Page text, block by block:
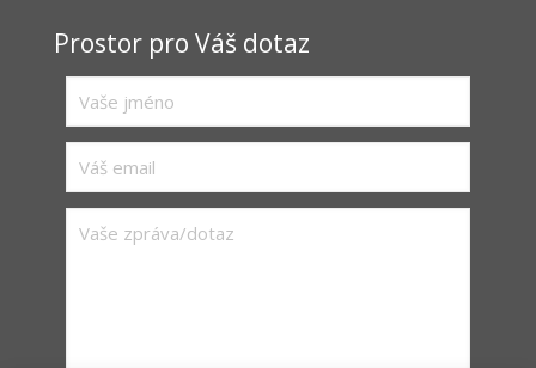
Prostor pro Váš dotaz